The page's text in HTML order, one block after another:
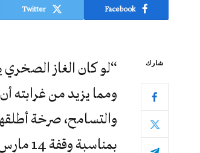
Facebook
Twitter
شارك
“لو كان الغاز
ومما يزيد من غرابته
والتسامح، صرخة